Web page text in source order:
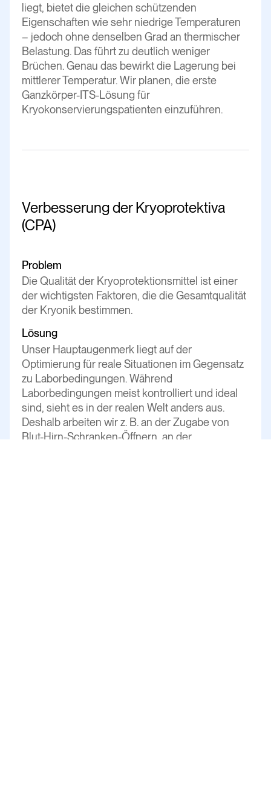
liegt, bietet die gleichen schützenden
Eigenschaften wie sehr niedrige Temperaturen
– jedoch ohne denselben Grad an thermischer
Belastung. Das führt zu deutlich weniger
Brüchen. Genau das bewirkt die Lagerung bei
mittlerer Temperatur. Wir planen, die erste
Ganzkörper-ITS-Lösung für
Kryokonservierungspatienten einzuführen.
Verbesserung der Kryoprotektiva
(CPA)
Problem
Die Qualität der Kryoprotektionsmittel ist einer
der wichtigsten Faktoren, die die Gesamtqualität
der Kryonik bestimmen.
Lösung
Unser Hauptaugenmerk liegt auf der
Optimierung für reale Situationen im Gegensatz
zu Laborbedingungen. Während
Laborbedingungen meist kontrolliert und ideal
sind, sieht es in der realen Welt anders aus.
Deshalb arbeiten wir z. B. an der Zugabe von
Blut-Hirn-Schranken-Öffnern, an der